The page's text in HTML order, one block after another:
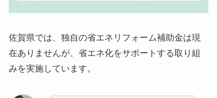
佐賀県では、独自の省エネリフォーム補助金は現
在ありませんが、省エネ化をサポートする取り組
みを実施しています。